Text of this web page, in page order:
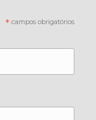
* campos obrigatórios